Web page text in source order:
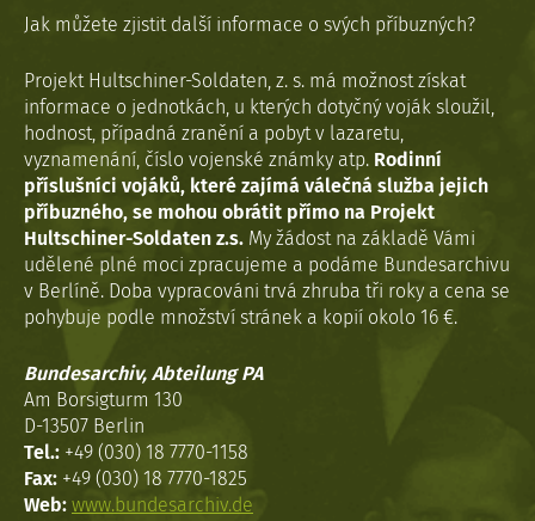
Jak můžete zjistit další informace o svých příbuzných?
Projekt Hultschiner-Soldaten, z. s. má možnost získat
informace o jednotkách, u kterých dotyčný voják sloužil,
hodnost, případná zranění a pobyt v lazaretu,
vyznamenání, číslo vojenské známky atp. Rodinní
příslušníci vojáků, které zajímá válečná služba jejich
příbuzného, se mohou obrátit přímo na Projekt
Hultschiner-Soldaten z.s. My žádost na základě Vámi
udělené plné moci zpracujeme a podáme Bundesarchivu
v Berlíně. Doba vypracováni trvá zhruba tři roky a cena se
pohybuje podle množství stránek a kopií okolo 16 €.
Bundesarchiv, Abteilung PA
Am Borsigturm 130
D-13507 Berlin
Tel.: +49 (030) 18 7770-1158
Fax: +49 (030) 18 7770-1825
Web: www.bundesarchiv.de